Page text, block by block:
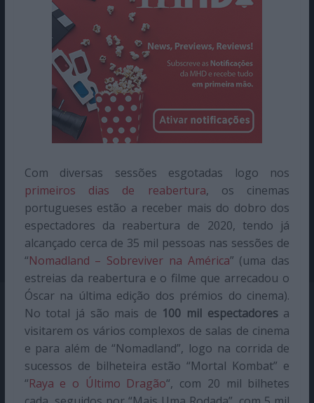
Com diversas sessões esgotadas logo nos
primeiros dias de reabertura, os cinemas
portugueses estão a receber mais do dobro dos
espectadores da reabertura de 2020, tendo já
alcançado cerca de 35 mil pessoas nas sessões de
“Nomadland – Sobreviver na América” (uma das
estreias da reabertura e o filme que arrecadou o
Óscar na última edição dos prémios do cinema).
No total já são mais de 100 mil espectadoresa
visitarem os vários complexos de salas de cinema
e para além de “Nomadland”, logo na corrida de
sucessos de bilheteira estão “Mortal Kombat” e
“Raya e o Último Dragão“, com 20 mil bilhetes